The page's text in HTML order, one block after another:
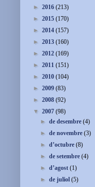
► 2016 (213)
► 2015 (170)
► 2014 (157)
► 2013 (160)
► 2012 (169)
► 2011 (151)
► 2010 (104)
► 2009 (83)
► 2008 (92)
▼ 2007 (98)
►de desembre(4)
►de novembre(3)
►d’octubre(8)
►de setembre(4)
►d’agost(1)
►de juliol(5)